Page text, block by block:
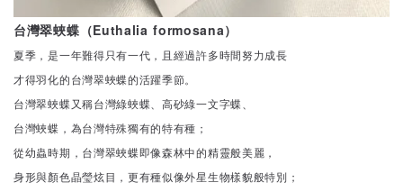
台灣翠蛺蝶（Euthalia formosana）
夏季，是一年難得只有一代，且經過許多時間努力成長
才得羽化的台灣翠蛺蝶的活躍季節。
台灣翠蛺蝶又稱台灣綠蛺蝶、高砂綠一文字蝶、
台灣蛺蝶，為台灣特殊獨有的特有種；
從幼蟲時期，台灣翠蛺蝶即像森林中的精靈般美麗，
身形與顏色晶瑩炫目，更有種似像外星生物樣貌般特別；